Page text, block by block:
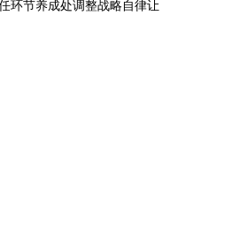
环节养成处调整战略自律让